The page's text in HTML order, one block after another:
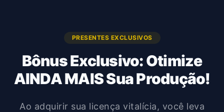
PRESENTES EXCLUSIVOS
Bônus Exclusivo: Otimize
AINDA MAIS Sua Produção!
Ao adquirir sua licença vitalícia, você leva